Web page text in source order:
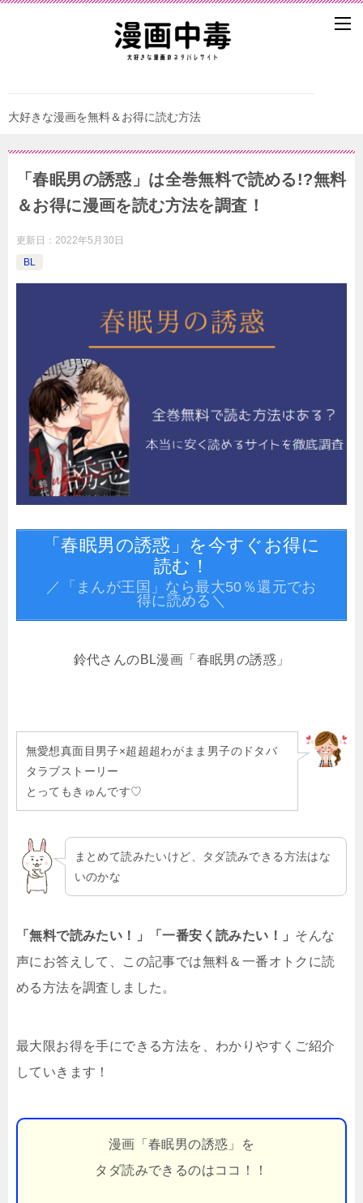
大好きな漫画を無料＆お得に読む方法
「春眠男の誘惑」は全巻無料で読める!?無料
＆お得に漫画を読む⽅法を調査！
更新日： 2022年5月30日
BL
「春眠男の誘惑」を今すぐお得に
読む！
／「まんが王国」なら最大50％還元でお
得に読める＼
鈴代さんのBL漫画「春眠男の誘惑」
無愛想真面目男子×超超超わがまま男子のドタバ
タラブストーリー
とってもきゅんです♡
まとめて読みたいけど、タダ読みできる方法はな
いのかな
「無料で読みたい！」「一番安く読みたい！」 そんな
声にお答えして、この記事では無料＆一番オトクに読
める方法を調査しました。
最大限お得を手にできる方法を、わかりやすくご紹介
していきます！
漫画「春眠男の誘惑」を
タダ読みできるのはココ！！